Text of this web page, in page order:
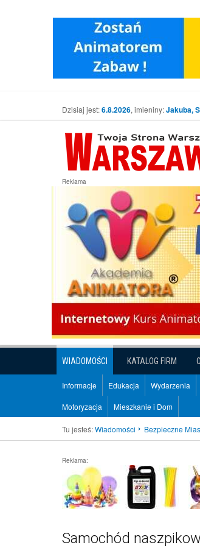
Dzisiaj jest:6.8.2026, imieniny:Jakuba,
Reklama
WIADOMOŚCI KATALOG FIRM
Informacje Edukacja Wydarzenia
Motoryzacja Mieszkanie i Dom
Tu jesteś:Wiadomości Bezpieczne
Reklama:
Samochód